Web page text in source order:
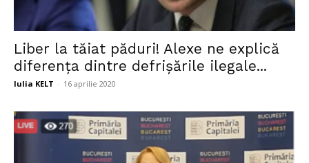
Liber la tăiat păduri! Alexe ne explică
diferența dintre defrișările ilegale...
Iulia KELT - 16 aprilie 2020